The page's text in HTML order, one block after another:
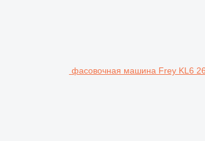
фасовочная машина Frey KL6